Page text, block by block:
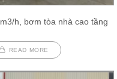
h, bơm tòa nhà cao tầng
READ MORE